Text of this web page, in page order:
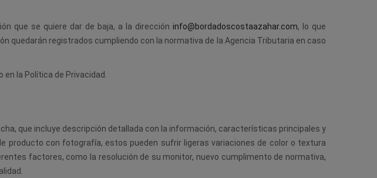
que se quiere dar de baja, a la dirección info@bordadoscostaazahar.com, lo que
registrados cumpliendo con la normativa de la Agencia Tributaria en caso
la Política de Privacidad.
que incluye descripción detallada con la información, características principales y
producto con fotografía, estos pueden sufrir ligeras variaciones de color o textura
factores, como la resolución de su monitor, nuevo cumplimento de normativa,